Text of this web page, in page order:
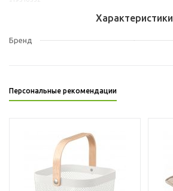
Характеристики
Бренд
Персональные рекомендации